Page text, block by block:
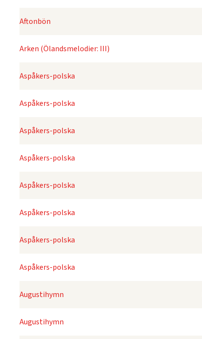
Aftonbön
Arken (Ölandsmelodier: III)
Aspåkers-polska
Aspåkers-polska
Aspåkers-polska
Aspåkers-polska
Aspåkers-polska
Aspåkers-polska
Aspåkers-polska
Aspåkers-polska
Augustihymn
Augustihymn